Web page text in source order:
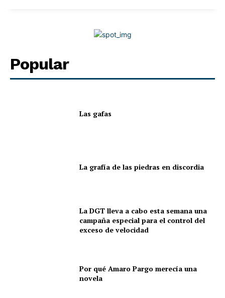
Popular
Las gafas
La grafía de las piedras en discordia
La DGT lleva a cabo esta semana una
campaña especial para el control del
exceso de velocidad
Por qué Amaro Pargo merecía una
novela